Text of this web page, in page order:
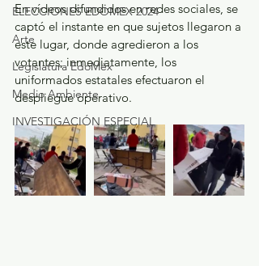
ELECCIONES EDOMEX 2024
Arte
Legislatura EdoMéx
Medio Ambiente
INVESTIGACIÓN ESPECIAL
En vídeos difundidos en redes sociales, se
captó el instante en que sujetos llegaron a
este lugar, donde agredieron a los
votantes; inmediatamente, los
uniformados estatales efectuaron el
despliegue operativo.